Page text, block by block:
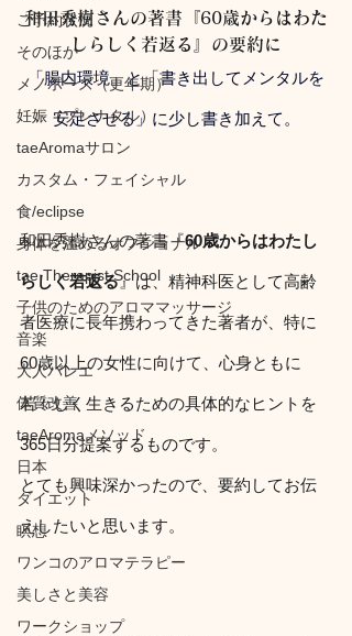
ご予約状況
そのほか
メノポーズ（更年期）
妊娠（プレナタル）
taeAromaサロン
カスタム・フェイシャル
食/eclipse
身体を温めるオプショナル
tae Therapist School
子供のためのアロママッサージ
音楽
大人バレエ
体質改善
taeAromaメソッド
日本
ダイエット
瞑想
ワンコのアロマテラピー
美しさと美容
ワークショップ
和田秀樹さんの著書『60歳からはわた
しらしく若返る』の要約に
「腸内環境」と「書き出してメンタルを
安定させる」に少し書き加えて。
和田秀樹さんの著書『60歳からはわたし
らしく若返る』は、精神科医として高齢
者医療に長年携わってきた著者が、特に
60歳以上の女性に向けて、心身ともに
若々しく生きるための具体的なヒントを
365日分提案するものです。
とても興味深かったので、要約してお伝
えしたいと思います。